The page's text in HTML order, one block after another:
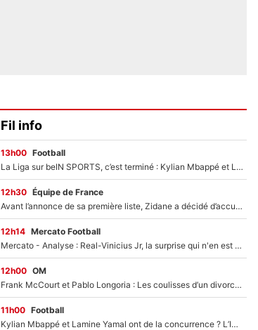
Fil info
13h00 Football
La Liga sur beIN SPORTS, c’est terminé : Kylian Mbappé et Lamine Yamal changent de chaîne, «le moment était venu d'ouvrir un nouveau chapitre»
12h30 Équipe de France
Avant l’annonce de sa première liste, Zidane a décidé d’accueillir une nouvelle tête en équipe de France
12h14 Mercato Football
Mercato - Analyse : Real-Vinicius Jr, la surprise qui n'en est pas une...
12h00 OM
Frank McCourt et Pablo Longoria : Les coulisses d’un divorce coûteux qui ruine l’OM à petit feu…
11h00 Football
Kylian Mbappé et Lamine Yamal ont de la concurrence ? L’IA annonce les 5 joueurs qui vont dominer le football dans les années à venir !